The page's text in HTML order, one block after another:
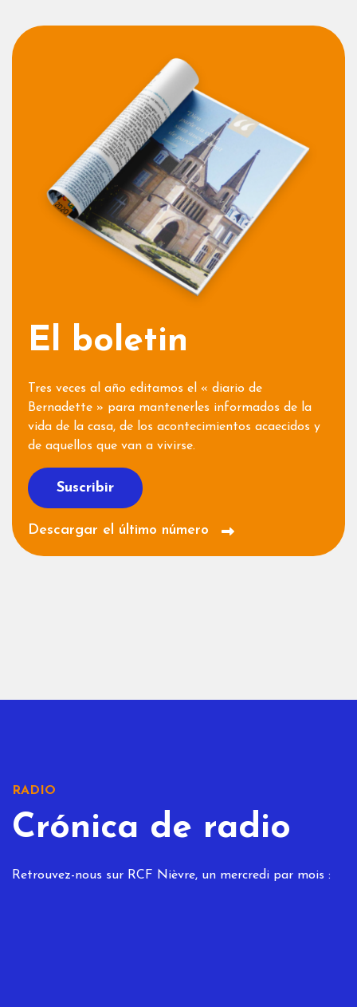
El boletin
Tres veces al año editamos el « diario de
Bernadette » para mantenerles informados de la
vida de la casa, de los acontecimientos acaecidos y
de aquellos que van a vivirse.
Suscribir
Descargar el último número
RADIO
Crónica de radio
Retrouvez-nous sur RCF Nièvre, un mercredi par mois :